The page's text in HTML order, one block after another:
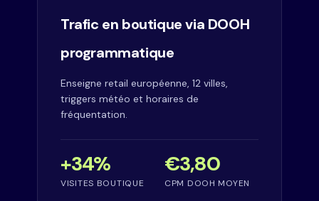
Trafic en boutique via DOOH
programmatique
Enseigne retail européenne, 12 villes,
triggers météo et horaires de
fréquentation.
+34%
VISITES BOUTIQUE
€3,80
CPM DOOH MOYEN